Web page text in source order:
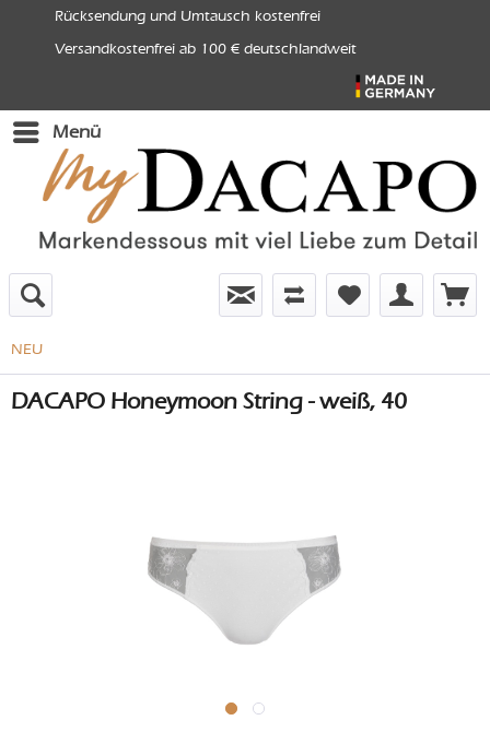
Rücksendung und Umtausch kostenfrei
Versandkostenfrei ab 100 € deutschlandweit
Menü
NEU
DACAPO Honeymoon String - weiß, 40